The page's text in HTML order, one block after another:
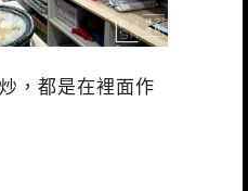
，都是在裡面作